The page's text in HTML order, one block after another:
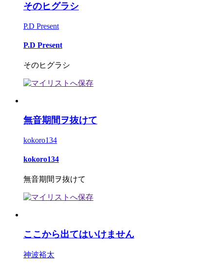
そのヒグラシ
P.D Present
P.D Present
そのヒグラシ
無音期間ヲ抜けて
kokoro134
kokoro134
無音期間ヲ抜けて
ここから出てはいけません
神波裕太